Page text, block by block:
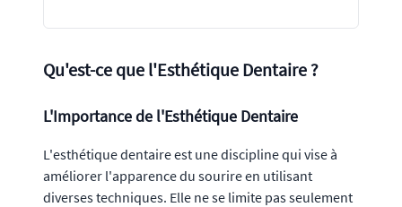
Qu'est-ce que l'Esthétique Dentaire ?
L'Importance de l'Esthétique Dentaire
L'esthétique dentaire est une discipline qui vise à
améliorer l'apparence du sourire en utilisant
diverses techniques. Elle ne se limite pas seulement